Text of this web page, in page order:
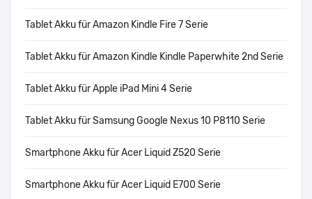
Tablet Akku für Amazon Kindle Fire 7 Serie
Tablet Akku für Amazon Kindle Kindle Paperwhite 2nd Serie
Tablet Akku für Apple iPad Mini 4 Serie
Tablet Akku für Samsung Google Nexus 10 P8110 Serie
Smartphone Akku für Acer Liquid Z520 Serie
Smartphone Akku für Acer Liquid E700 Serie